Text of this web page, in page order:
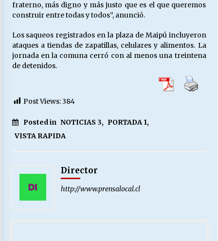
fraterno, más digno y más justo que es el que queremos
construir entre todas y todos”, anunció.
Los saqueos registrados en la plaza de Maipú incluyeron
ataques a tiendas de zapatillas, celulares y alimentos. La
jornada en la comuna cerró con al menos una treintena
de detenidos.
Post Views:384
Posted in NOTICIAS 3, PORTADA 1,
VISTA RAPIDA
Director
http://www.prensalocal.cl